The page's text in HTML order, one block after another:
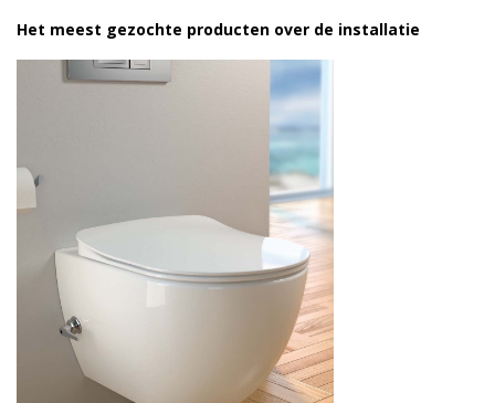
Het meest gezochte producten over de installatie